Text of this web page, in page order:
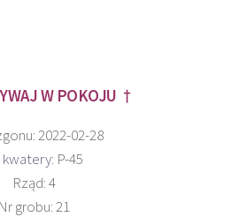
W POKOJU †
2022-02-28
kwatery: P-45
Rząd: 4
Nr grobu: 21